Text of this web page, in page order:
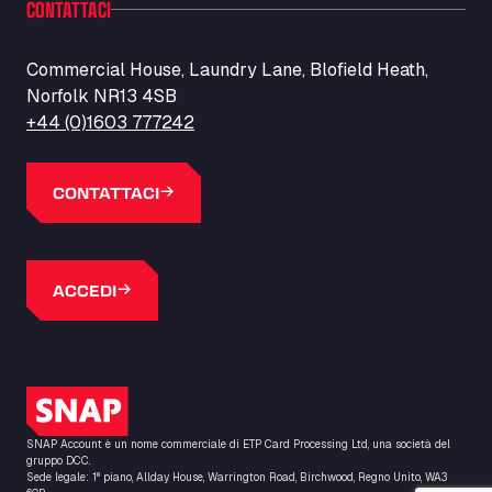
Barneys Diner
Bars Logistics Ltd
Elm Farm Depot, CO6 1HU
Bartrums Haulage & Storage
Basiq Truck Cleaning Amsterdam
Fahrenheitweg 20, 6101 WR
Basiq Truck Cleaning Hoogeveen
A.G. Bellstraat 35A, 7903 AD
16 Inchmuir Road, EH48 2EP
Batim Truckstop
Lar Bck Z 7 Mennen, 8930
Baumann Spedition Dresden GmbH
CONTATTACI
Commercial House, Laundry Lane, Blofield Heath,
Norfolk NR13 4SB
+44 (0)1603 777242
CONTATTACI
ACCEDI
Logo SNAP
SNAP Account è un nome commerciale di ETP Card Processing Ltd, una società del
gruppo DCC.
Sede legale: 1° piano, Allday House, Warrington Road, Birchwood, Regno Unito, WA3